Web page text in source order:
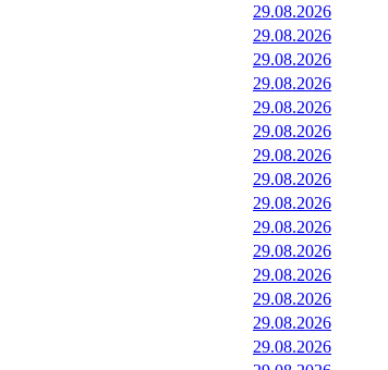
29.08.2026
29.08.2026
29.08.2026
29.08.2026
29.08.2026
29.08.2026
29.08.2026
29.08.2026
29.08.2026
29.08.2026
29.08.2026
29.08.2026
29.08.2026
29.08.2026
29.08.2026